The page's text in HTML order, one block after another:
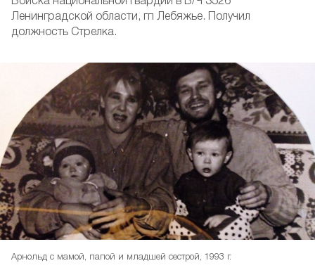
Ленинградской области, гп Лебяжье. Получил
должность Стрелка.
Арнольд с мамой, папой и младшей сестрой, 1993 г.